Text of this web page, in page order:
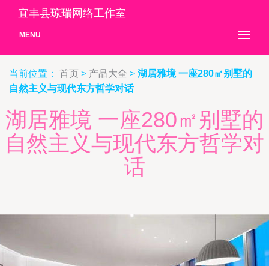
宜丰县琼瑞网络工作室
MENU
当前位置： 首页 > 产品大全 > 湖居雅境 一座280㎡别墅的
自然主义与现代东方哲学对话
湖居雅境 一座280㎡别墅的
自然主义与现代东方哲学对
话